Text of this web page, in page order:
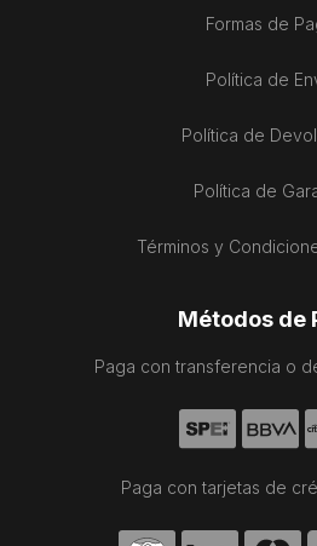
Formas de
Política de
Política de
Política de
Términos y
Métodos de
Paga con transferencia o
Paga con tarjetas de